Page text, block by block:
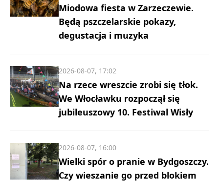
Miodowa fiesta w Zarzeczewie.
Będą pszczelarskie pokazy,
degustacja i muzyka
Na rzece wreszcie zrobi się tłok.
We Włocławku rozpoczął się
jubileuszowy 10. Festiwal Wisły
2026-08-07, 17:02
Wielki spór o pranie w Bydgoszczy.
Czy wieszanie go przed blokiem
2026-08-07, 16:00